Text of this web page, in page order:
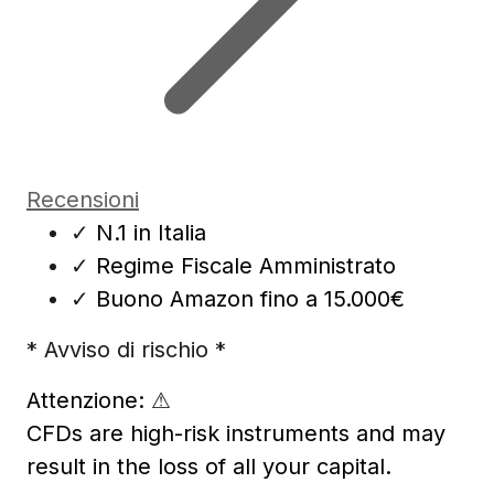
Recensioni
✓ N.1 in Italia
✓ Regime Fiscale Amministrato
✓ Buono Amazon fino a 15.000€
* Avviso di rischio *
Attenzione: ⚠
CFDs are high-risk instruments and may
result in the loss of all your capital.